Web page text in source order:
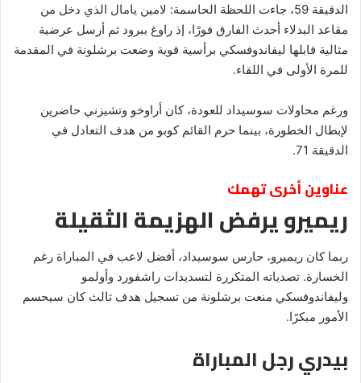
الدقيقة 59، جاءت اللحظة الحاسمة: لامين يامال الذي دخل من
مقاعد البدلاء أحدث الفارق فورًا، إذ راوغ ببرود ثم أرسل عرضية
مثالية قابلها ليفاندوفسكي برأسية قوية وضعت برشلونة في المقدمة
للمرة الأولى في اللقاء.
ورغم محاولات سوسيداد للعودة، كان أراوخو وتشيزني حاضرين
لإبطال الخطورة، بينما حرم القائم كوبو من هدف التعادل في
الدقيقة 71.
عناوين أخرى تهمك
ريميرو يرفض الهزيمة الثقيلة
ربما كان ريميرو، حارس سوسيداد، أفضل لاعب في المباراة رغم
الخسارة. تصدياته المتكررة لتسديدات راشفورد وأولمو
وليفاندوفسكي منعت برشلونة من تسجيل هدف ثالث كان سيحسم
الأمور مبكرًا.
بيدري رجل المباراة